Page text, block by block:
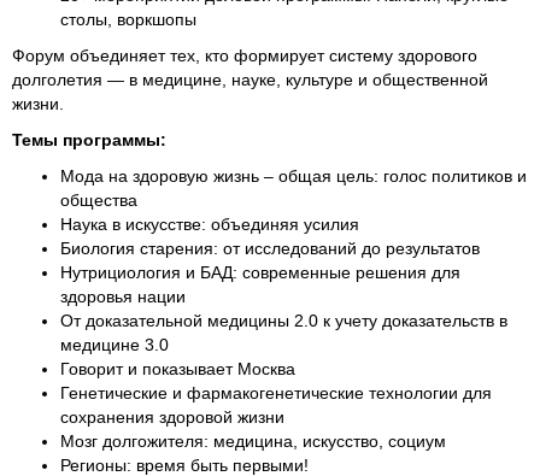
столы, воркшопы
Форум объединяет тех, кто формирует систему здорового
долголетия — в медицине, науке, культуре и общественной
жизни.
Темы программы:
Мода на здоровую жизнь – общая цель: голос политиков и
общества
Наука в искусстве: объединяя усилия
Биология старения: от исследований до результатов
Нутрициология и БАД: современные решения для
здоровья нации
От доказательной медицины 2.0 к учету доказательств в
медицине 3.0
Говорит и показывает Москва
Генетические и фармакогенетические технологии для
сохранения здоровой жизни
Мозг долгожителя: медицина, искусство, социум
Регионы: время быть первыми!